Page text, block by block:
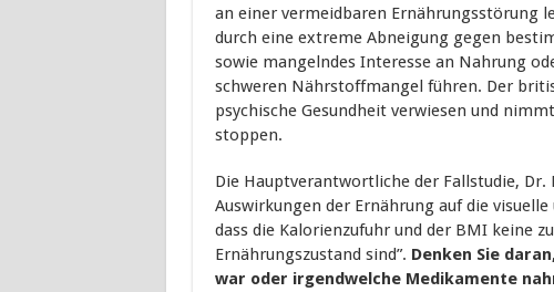
an einer vermeidbaren Ernährungsstörung
durch eine extreme Abneigung gegen
sowie mangelndes Interesse an Nahrung
schweren Nährstoffmangel führen. Der
psychische Gesundheit verwiesen und
stoppen.
Die Hauptverantwortliche der Fallstudie, Dr.
Auswirkungen der Ernährung auf die
dass die Kalorienzufuhr und der BMI keine
Ernährungszustand sind”. Denken Sie
war oder irgendwelche Medikamente